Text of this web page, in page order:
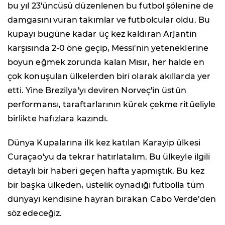
bu yıl 23'üncüsü düzenlenen bu futbol şölenine de
damgasını vuran takımlar ve futbolcular oldu. Bu
kupayı bugüne kadar üç kez kaldıran Arjantin
karşısında 2-0 öne geçip, Messi'nin yeteneklerine
boyun eğmek zorunda kalan Mısır, her halde en
çok konuşulan ülkelerden biri olarak akıllarda yer
etti. Yine Brezilya'yı deviren Norveç'in üstün
performansı, taraftarlarının kürek çekme ritüeliyle
birlikte hafızlara kazındı.
Dünya Kupalarına ilk kez katılan Karayip ülkesi
Curaçao'yu da tekrar hatırlatalım. Bu ülkeyle ilgili
detaylı bir haberi geçen hafta yapmıştık. Bu kez
bir başka ülkeden, üstelik oynadığı futbolla tüm
dünyayı kendisine hayran bırakan Cabo Verde'den
söz edeceğiz.